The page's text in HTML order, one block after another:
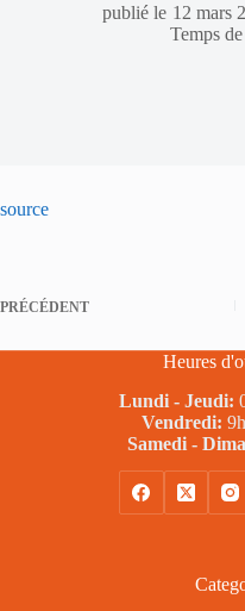
publié le 12 mars
Temps
source
PRÉCÉDENT
Heures
Lundi - Jeudi:
Vendredi:
Samedi -